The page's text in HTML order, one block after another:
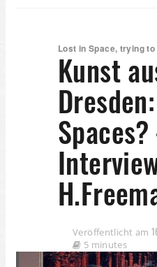
Lost in Space, trying
Kunst
Veröffentlicht am
5 minutes